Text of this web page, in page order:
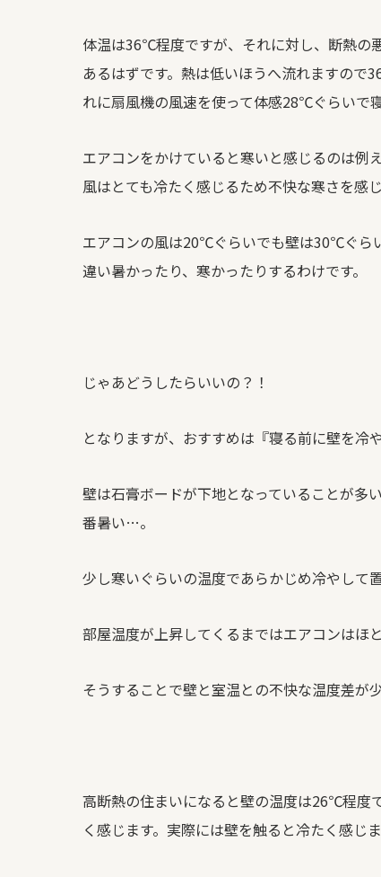
体温は36℃程度ですが、それに対し、断熱の
あるはずです。熱は低いほうへ流れますので
れに扇風機の風速を使って体感28℃ぐらいで
エアコンをかけていると寒いと感じるのは例
風はとても冷たく感じるため不快な寒さを感じ
エアコンの風は20℃ぐらいでも壁は30℃ぐら
違い暑かったり、寒かったりするわけです。
じゃあどうしたらいいの？！
となりますが、おすすめは『寝る前に壁を冷
壁は石膏ボードが下地となっていることが多
番暑い…。
少し寒いぐらいの温度であらかじめ冷やして
部屋温度が上昇してくるまではエアコンはほ
そうすることで壁と室温との不快な温度差が
高断熱の住まいになると壁の温度は26℃程度
く感じます。実際には壁を触ると冷たく感じ